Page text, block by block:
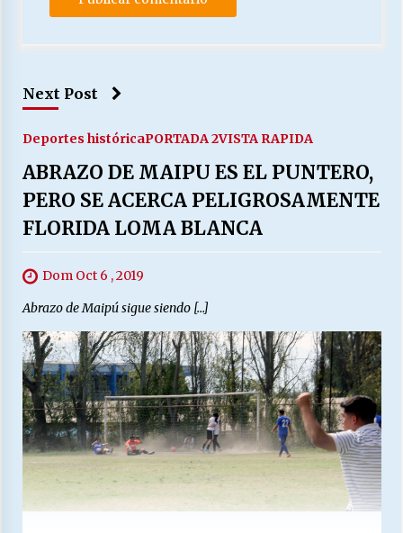
Next Post
Deportes históricaPORTADA 2VISTA RAPIDA
ABRAZO DE MAIPU ES EL PUNTERO,
PERO SE ACERCA PELIGROSAMENTE
FLORIDA LOMA BLANCA
Dom Oct 6 , 2019
Abrazo de Maipú sigue siendo […]